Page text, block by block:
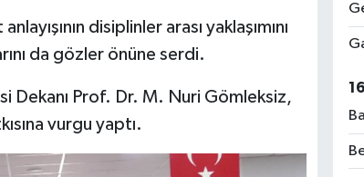
disiplinler arası yaklaşımını
da gözler önüne serdi.
Dekanı Prof. Dr. M. Nuri Gömleksiz,
vurgu yaptı.